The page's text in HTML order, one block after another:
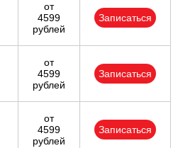
от
4599
рублей
Записаться
от
4599
рублей
Записаться
от
4599
рублей
Записаться